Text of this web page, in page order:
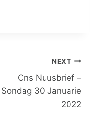
NEXT
Ons Nuusbrief –
Sondag 30 Januarie
2022